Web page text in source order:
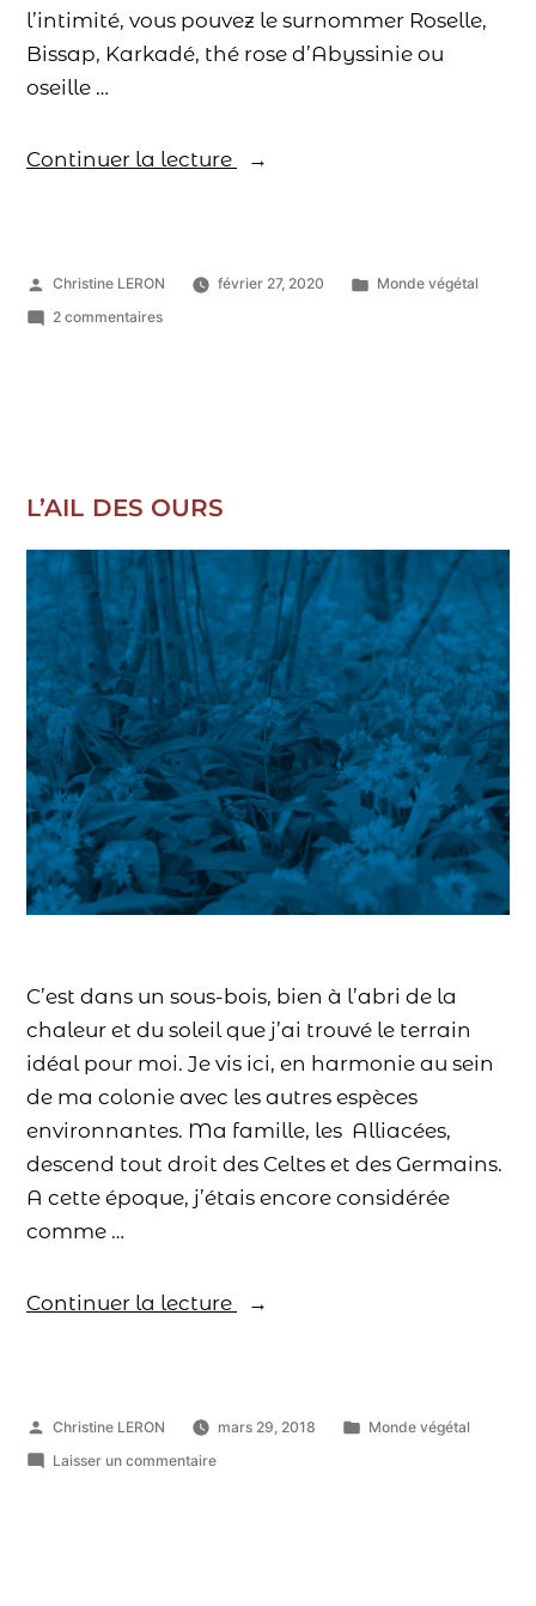
l’intimité, vous pouvez le surnommer Roselle,
Bissap, Karkadé, thé rose d’Abyssinie ou
oseille …
Continuer la lecture
Christine LERON février 27, 2020
Monde végétal
2 commentaires
L’AIL DES OURS
C’est dans un sous-bois, bien à l’abri de la
chaleur et du soleil que j’ai trouvé le terrain
idéal pour moi. Je vis ici, en harmonie au sein
de ma colonie avec les autres espèces
environnantes. Ma famille, les Alliacées,
descend tout droit des Celtes et des Germains.
A cette époque, j’étais encore considérée
comme …
Continuer la lecture
Christine LERON mars 29, 2018
Monde végétal
Laisser un commentaire